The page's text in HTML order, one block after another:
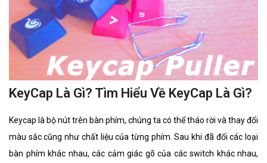
KeyCap Là Gì? Tìm Hiểu Về KeyCap Là Gì?
Keycap là bộ nút trên bàn phím, chúng ta có thể tháo rời và thay đổi
màu sắc cũng như chất liệu của từng phím. Sau khi đã đổi các loại
bàn phím khác nhau, các cảm giác gõ của các switch khác nhau,